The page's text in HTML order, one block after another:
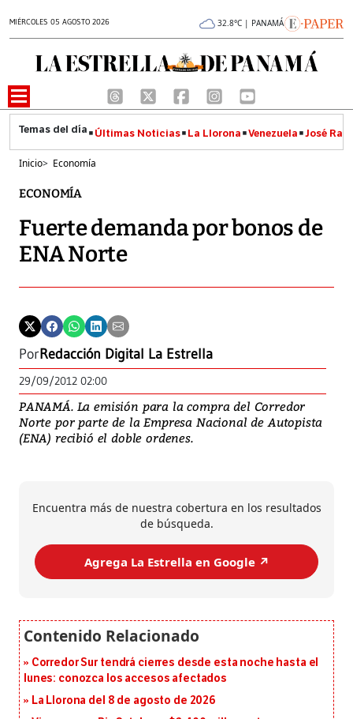
MIÉRCOLES 05 AGOSTO 2026 32.8°C | PANAMÁ
Últimas Noticias La Llorona Venezuela José
Inicio> Economía
ECONOMÍA
Fuerte demanda por bonos de
ENA Norte
PorRedacción Digital La Estrella
29/09/2012 02:00
PANAMÁ. La emisión para la compra del Corredor
Norte por parte de la Empresa Nacional de Autopista
(ENA) recibió el doble ordenes.
Encuentra más de nuestra cobertura en los resultados
de búsqueda.
Agrega La Estrella en Google ↗️
Corredor Sur tendrá cierres desde esta noche hasta el
lunes: conozca los accesos afectados
La Llorona del 8 de agosto de 2026